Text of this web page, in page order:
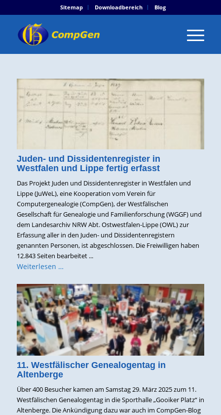
Sitemap Downloadbereich Blog
Juden- und Dissidentenregister in
Westfalen und Lippe fertig erfasst
Das Projekt Juden und Dissidentenregister in Westfalen und
Lippe (JuWeL), eine Kooperation vom Verein für
Computergenealogie (CompGen), der Westfälischen
Gesellschaft für Genealogie und Familienforschung (WGGF) und
dem Landesarchiv NRW Abt. Ostwestfalen-Lippe (OWL) zur
Erfassung aller in den Juden- und Dissidentenregistern
genannten Personen, ist abgeschlossen. Die Freiwilligen haben
12.843 Seiten bearbeitet ...
Weiterlesen …
11. Westfälischer Genealogentag in
Altenberge
Über 400 Besucher kamen am Samstag 29. März 2025 zum 11.
Westfälischen Genealogentag in die Sporthalle „Gooiker Platz“ in
Altenberge. Die Ankündigung dazu war auch im CompGen-Blog